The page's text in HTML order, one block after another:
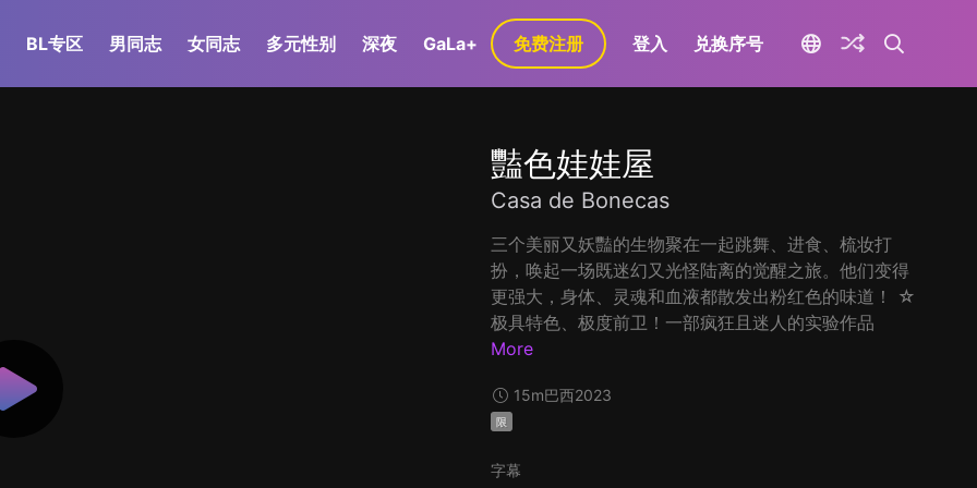
BL专区 男同志 女同志 多元性别 深夜 GaLa+ 免费注册 登入 兑换序号
豔色娃娃屋
Casa de Bonecas
三个美丽又妖豔的生物聚在一起跳舞、进食、梳妆打
扮，唤起一场既迷幻又光怪陆离的觉醒之旅。他们变得
更强大，身体、灵魂和血液都散发出粉红色的味道！ ☆
极具特色、极度前卫！一部疯狂且迷人的实验作品
More
15m巴西2023
限
字幕